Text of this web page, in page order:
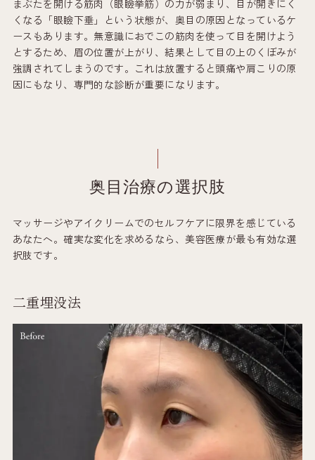
まぶたを開ける筋肉（眼瞼挙筋）の力が弱まり、目が開きにく
くなる「眼瞼下垂」という状態が、奥目の原因となっているケ
ースもあります。無意識におでこの筋肉を使って目を開けよう
とするため、眉の位置が上がり、結果として目の上のくぼみが
強調されてしまうのです。これは放置すると頭痛や肩こりの原
因にもなり、専門的な診断が重要になります。
奥目治療の選択肢
マッサージやアイクリームでのセルフケアに限界を感じている
あなたへ。確実な変化を求めるなら、美容医療が最も有効な選
択肢です。
二重埋没法